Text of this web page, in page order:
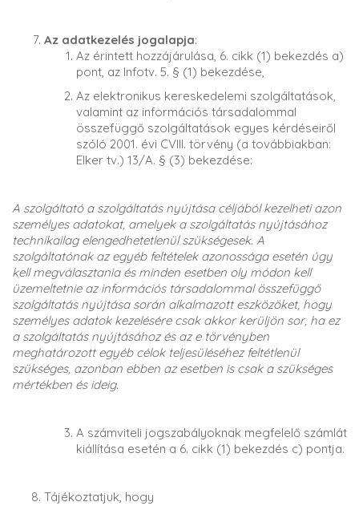
Az adatkezelés jogalapja:
Az érintett hozzájárulása, 6. cikk (1) bekezdés a)
pont, az Infotv. 5. § (1) bekezdése,
Az elektronikus kereskedelemi szolgáltatások,
valamint az információs társadalommal
összefüggő szolgáltatások egyes kérdéseiről
szóló 2001. évi CVIII. törvény (a továbbiakban:
Elker tv.) 13/A. § (3) bekezdése:
A szolgáltató a szolgáltatás nyújtása céljából kezelheti azon
személyes adatokat, amelyek a szolgáltatás nyújtásához
technikailag elengedhetetlenül szükségesek. A
szolgáltatónak az egyéb feltételek azonossága esetén úgy
kell megválasztania és minden esetben oly módon kell
üzemeltetnie az információs társadalommal összefüggő
szolgáltatás nyújtása során alkalmazott eszközöket, hogy
személyes adatok kezelésére csak akkor kerüljön sor, ha ez
a szolgáltatás nyújtásához és az e törvényben
meghatározott egyéb célok teljesüléséhez feltétlenül
szükséges, azonban ebben az esetben is csak a szükséges
mértékben és ideig.
A számviteli jogszabályoknak megfelelő számlát
kiállítása esetén a 6. cikk (1) bekezdés c) pontja.
Tájékoztatjuk, hogy